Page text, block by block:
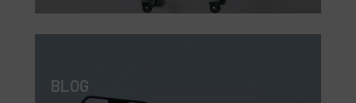
BLOG